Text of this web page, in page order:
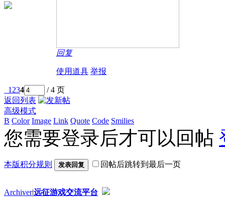
回复
使用道具 举报
1 234
/ 4 页
返回列表
高级模式
B Color Image Link Quote Code Smilies
您需要登录后才可以回帖
本版积分规则 发表回复 回帖后跳转到最后一页
Archiver|远征游戏交流平台